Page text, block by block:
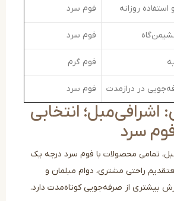
فوم سرد
درازمدت فوم سرد
انتخابی
محصولات با فوم سرد درجه یک
مشتری، دوام مبلمان و
از صرفه‌جویی کوتاه‌مدت دارد.